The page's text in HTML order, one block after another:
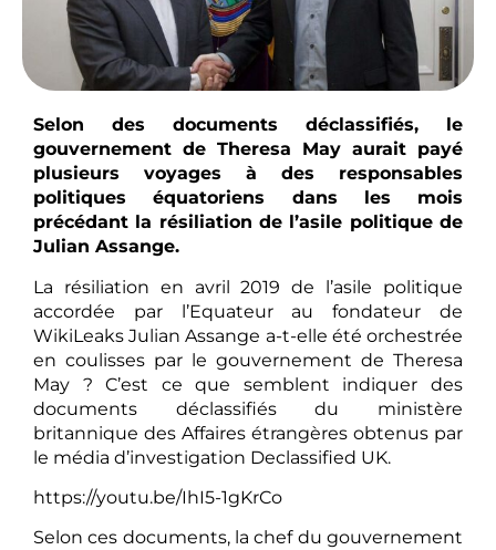
Selon des documents déclassifiés, le
gouvernement de Theresa May aurait payé
plusieurs voyages à des responsables
politiques équatoriens dans les mois
précédant la résiliation de l’asile politique de
Julian Assange.
La résiliation en avril 2019 de l’asile politique
accordée par l’Equateur au fondateur de
WikiLeaks Julian Assange a-t-elle été orchestrée
en coulisses par le gouvernement de Theresa
May ? C’est ce que semblent indiquer des
documents déclassifiés du ministère
britannique des Affaires étrangères obtenus par
le média d’investigation Declassified UK.
https://youtu.be/IhI5-1gKrCo
Selon ces documents, la chef du gouvernement